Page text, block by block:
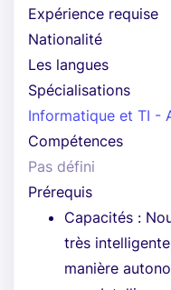
Expérience requise
Nationalité
Les langues
Spécialisations
Informatique et TI -
Compétences
Pas défini
Prérequis
Capacités :
très
manière